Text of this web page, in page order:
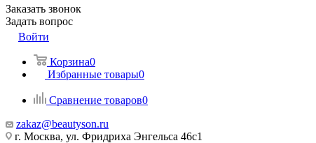
Заказать звонок
Задать вопрос
Войти
Корзина0
Избранные товары0
Сравнение товаров0
zakaz@beautyson.ru
г. Москва, ул. Фридриха Энгельса 46с1